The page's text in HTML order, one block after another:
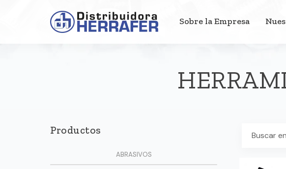
Sobre la Empresa
Productos
ABRASIVOS